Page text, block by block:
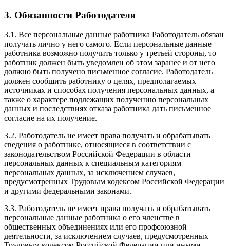
3. Обязанности Работодателя
3.1. Все персональные данные работника Работодатель обязан
получать лично у него самого. Если персональные данные
работника возможно получить только у третьей стороны, то
работник должен быть уведомлен об этом заранее и от него
должно быть получено письменное согласие. Работодатель
должен сообщить работнику о целях, предполагаемых
источниках и способах получения персональных данных, а
также о характере подлежащих получению персональных
данных и последствиях отказа работника дать письменное
согласие на их получение.
3.2. Работодатель не имеет права получать и обрабатывать
сведения о работнике, относящиеся в соответствии с
законодательством Российской Федерации в области
персональных данных к специальным категориям
персональных данных, за исключением случаев,
предусмотренных Трудовым кодексом Российской Федерации
и другими федеральными законами.
3.3. Работодатель не имеет права получать и обрабатывать
персональные данные работника о его членстве в
общественных объединениях или его профсоюзной
деятельности, за исключением случаев, предусмотренных